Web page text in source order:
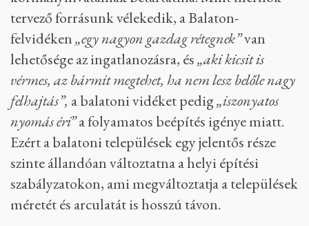
Az önkormányzat kérdésünkre azt mondta, ők
településkép-védelmi eszközökkel, eljárásokkal
tudják kontrollálni az építési munkákat.„A helyi
rendeletben minden építési munka előzetes
településképi szempontú konzultációja,
véleményeztetése és bejelentése kötelező jelleggel elő van
írva”– írták.
Kocsis-Cake szerint ezt kellene a
kormányhivatalnak betartatnia. Mint mérnök-